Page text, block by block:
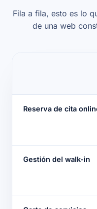
Fila a fila, esto es lo
de una web
Reserva de cita
Gestión del walk-in